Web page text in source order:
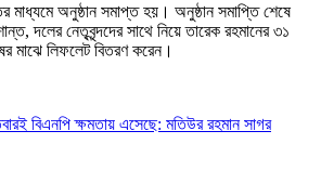
মাধ্যমে অনুষ্ঠান সমাপ্ত হয়। অনুষ্ঠান সমাপ্তি শেষে
দলের নেতৃবৃন্দদের সাথে নিয়ে তারেক রহমানের ৩১
মাঝে লিফলেট বিতরণ করেন।
বিএনপি ক্ষমতায় এসেছে: মতিউর রহমান সাগর